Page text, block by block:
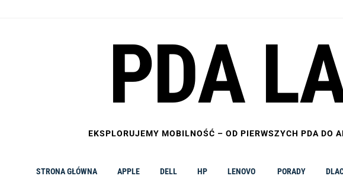
PDA
EKSPLORUJEMY MOBILNOŚĆ – OD PIERWSZYCH PDA DO
STRONA GŁÓWNA APPLE DELL HP LENOVO PORADY